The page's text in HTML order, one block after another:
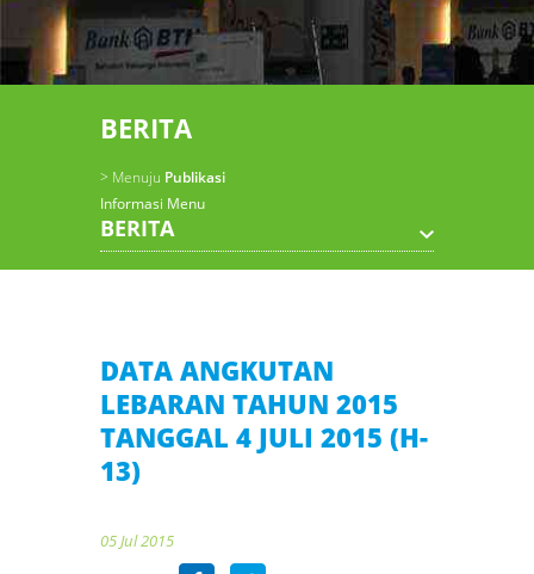
BERITA
> Menuju Publikasi
Informasi Menu
BERITA
DATA ANGKUTAN
LEBARAN TAHUN 2015
TANGGAL 4 JULI 2015 (H-
13)
05 Jul 2015